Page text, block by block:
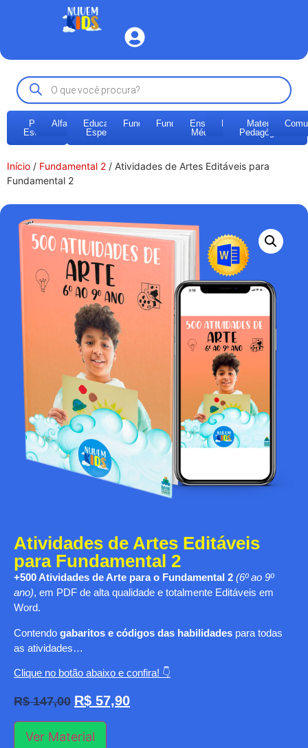
Pré-
Escola
Alfabetização
Educação
Especial
FundamentalFundamental
Ensino
Médio
Materiais
Pedagógicos
Início / Fundamental 2 / Atividades de Artes Editáveis para
Fundamental 2
Atividades de Artes Editáveis
para Fundamental 2
+500 Atividades de Arte para o Fundamental 2 (6º ao 9º
ano), em PDF de alta qualidade e totalmente Editáveis em
Word.
Contendo gabaritos e códigos das habilidades para todas
as atividades…
Clique no botão abaixo e confira! 👇
R$147,00 R$ 57,90
Ver Material